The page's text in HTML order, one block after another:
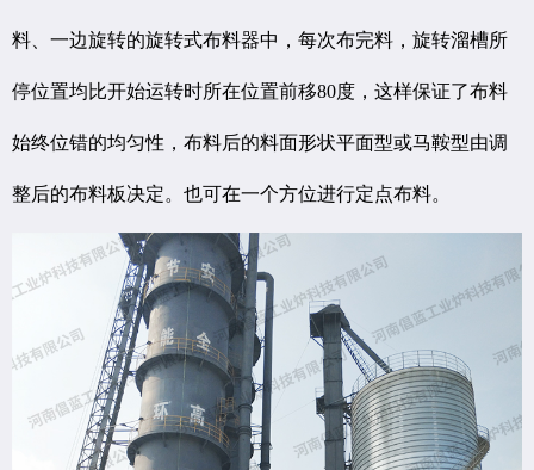
料、一边旋转的旋转式布料器中，每次布完料，旋转溜槽所
停位置均比开始运转时所在位置前移80度，这样保证了布料
始终位错的均匀性，布料后的料面形状平面型或马鞍型由调
整后的布料板决定。也可在一个方位进行定点布料。